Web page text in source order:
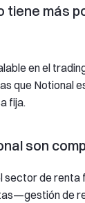
tiene más
en el
que Notional
fija.
son
sector de renta
de